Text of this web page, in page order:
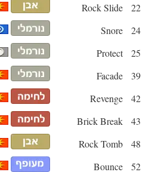
22
Rock Slide
24
Snore
25
Protect
39
Facade
42
Revenge
43
Brick Break
48
Rock Tomb
52
Bounce